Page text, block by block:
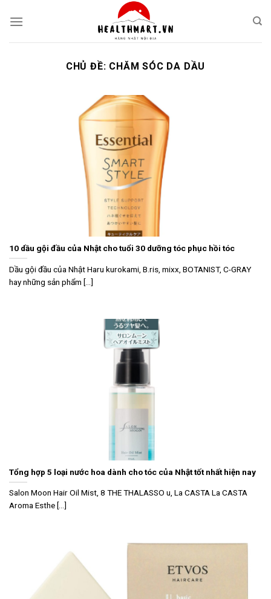
CHỦ ĐỀ: CHĂM SÓC DA DẦU
10 dầu gội đầu của Nhật cho tuổi 30 dưỡng tóc phục hồi tóc
Dầu gội đầu của Nhật Haru kurokami, B.ris, mixx, BOTANIST, C-GRAY
hay những sản phẩm [...]
Tổng hợp 5 loại nước hoa dành cho tóc của Nhật tốt nhất hiện nay
Salon Moon Hair Oil Mist, 8 THE THALASSO u, La CASTA La CASTA
Aroma Esthe [...]